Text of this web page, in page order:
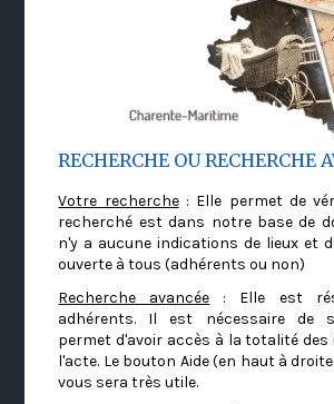
RECHERCHE OU RECHERCHE
Votre recherche: Elle permet de
recherché est dans notre base de
n'y a aucune indications de lieux et
ouverte à tous (adhérents ou non)
Recherche avancée : Elle est
adhérents. Il est nécessaire de
permet d'avoir accès à la totalité
l'acte. Le bouton Aide (en haut à
vous sera très utile.